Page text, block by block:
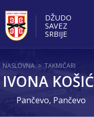
DŽUDO
SAVEZ
SRBIJE
NASLOVNA > TAKMIČARI
IVONA KOŠIĆ
Pančevo, Pančevo